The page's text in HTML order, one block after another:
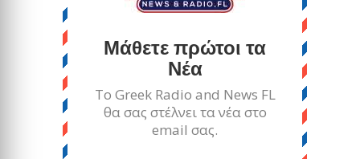
Μάθετε πρώτοι τα
Νέα
Το Greek Radio and News FL
θα σας στέλνει τα νέα στο
email σας.